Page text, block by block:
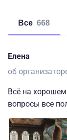
Все 668
Елена
об
Всё на
вопросы все